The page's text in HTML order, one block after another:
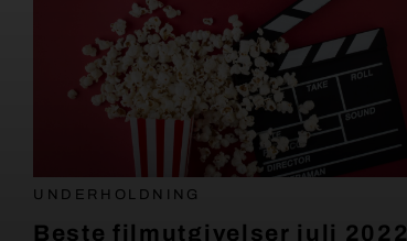
UNDERHOLDNING
Beste filmutgivelser juli 2022